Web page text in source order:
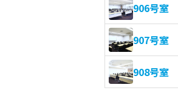
906号室
907号室
908号室